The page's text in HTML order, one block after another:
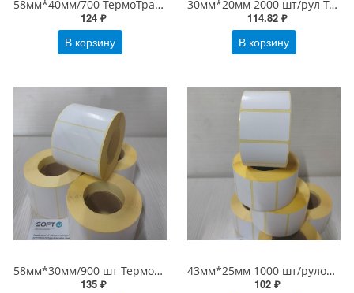
58мм*40мм/700 ТермоТрансферные этикетки ПолуГлянец 58х40 Бумага
124 ₽
В корзину
30мм*20мм 2000 шт/рул ТермоТрансферные этикетки ПолуГлянец 30х20 Бумага 30*20
114.82 ₽
В корзину
58мм*30мм/900 шт ТермоТрансферные этикетки ПолуГлянец 58х30 Бумага
135 ₽
43мм*25мм 1000 шт/рулоне ТермоТрансферные этикетки ПолуГлянец 43х25 Бумага
102 ₽